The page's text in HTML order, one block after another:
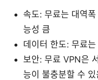
속도: 무료는 대역
능성 큼
데이터 한도: 무료
보안: 무료 VPN은
능이 불충분할 수 있